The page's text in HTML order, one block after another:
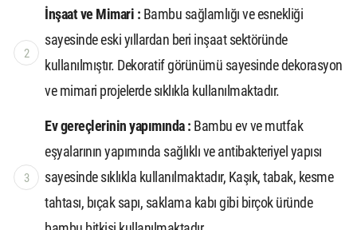
İnşaat ve Mimari : Bambu sağlamlığı ve esnekliği
sayesinde eski yıllardan beri inşaat sektöründe
kullanılmıştır. Dekoratif görünümü sayesinde dekorasyon
ve mimari projelerde sıklıkla kullanılmaktadır.
Ev gereçlerinin yapımında : Bambu ev ve mutfak
eşyalarının yapımında sağlıklı ve antibakteriyel yapısı
sayesinde sıklıkla kullanılmaktadır, Kaşık, tabak, kesme
tahtası, bıçak sapı, saklama kabı gibi birçok üründe